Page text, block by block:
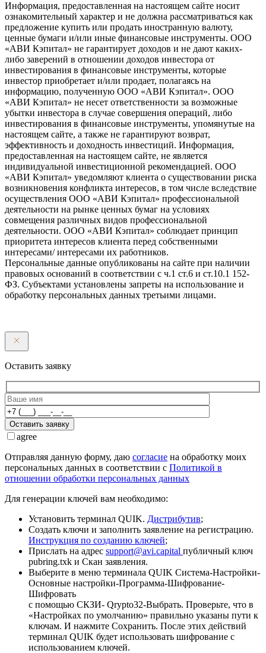
Информация, предоставленная на настоящем сайте носит
ознакомительный характер и не должна рассматриваться как
предложение купить или продать иностранную валюту,
ценные бумаги и/или иные финансовые инструменты. ООО
«АВИ Кэпитал» не гарантирует доходов и не дают каких-
либо заверений в отношении доходов инвестора от
инвестирования в финансовые инструменты, которые
инвестор приобретает и/или продает, полагаясь на
информацию, полученную ООО «АВИ Кэпитал». ООО
«АВИ Кэпитал» не несет ответственности за возможные
убытки инвестора в случае совершения операций, либо
инвестирования в финансовые инструменты, упомянутые на
настоящем сайте, а также не гарантируют возврат,
эффективность и доходность инвестиций. Информация,
предоставленная на настоящем сайте, не является
индивидуальной инвестиционной рекомендацией. ООО
«АВИ Кэпитал» уведомляют клиента о существовании риска
возникновения конфликта интересов, в том числе вследствие
осуществления ООО «АВИ Кэпитал» профессиональной
деятельности на рынке ценных бумаг на условиях
совмещения различных видов профессиональной
деятельности. ООО «АВИ Кэпитал» соблюдает принцип
приоритета интересов клиента перед собственными
интересами/ интересами их работников.
Персональные данные опубликованы на сайте при наличии
правовых оснований в соответствии с ч.1 ст.6 и ст.10.1 152-
ФЗ. Субъектами установлены запреты на использование и
обработку персональных данных третьими лицами.
Оставить заявку
Оставить заявку
agree
Отправляя данную форму, даю согласие на обработку моих
персональных данных в соответствии с Политикой в
отношении обработки персональных данных
Для генерации ключей вам необходимо:
Установить терминал QUIK. Дистрибутив;
Создать ключи и заполнить заявление на регистрацию.
Инструкция по созданию ключей;
Прислать на адрес support@avi.capital публичный ключ
pubring.txk и Скан заявления.
Выберите в меню терминала QUIK Система-Настройки-
Основные настройки-Программа-Шифрование-
Шифровать
с помощью СКЗИ- Qrypto32-Выбрать. Проверьте, что в
«Настройках по умолчанию» правильно указаны пути к
ключам. И нажмите Сохранить. После этих действий
терминал QUIK будет использовать шифрование с
использованием ключей.